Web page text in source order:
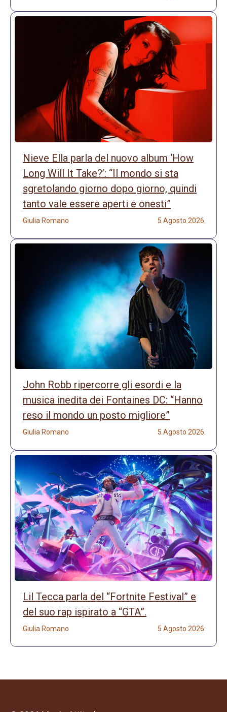
Nieve Ella parla del nuovo album ‘How
Long Will It Take?’: “Il mondo si sta
sgretolando giorno dopo giorno, quindi
tanto vale essere aperti e onesti”
Giulia Romano 5 Agosto 2026
John Robb ripercorre gli esordi e la
musica inedita dei Fontaines DC: “Hanno
reso il mondo un posto migliore”
Giulia Romano 5 Agosto 2026
Lil Tecca parla del “Fortnite Festival” e
del suo rap ispirato a “GTA”.
Giulia Romano 5 Agosto 2026